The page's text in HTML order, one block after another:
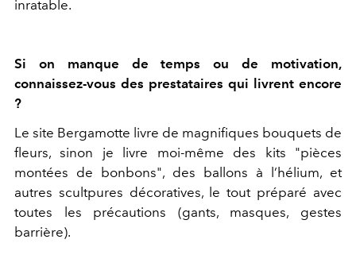
inratable.
Si on manque de temps ou de motivation,
connaissez-vous des prestataires qui livrent encore
?
Le site Bergamotte livre de magnifiques bouquets de
fleurs, sinon je livre moi-même des kits "pièces
montées de bonbons", des ballons à l’hélium, et
autres scultpures décoratives, le tout préparé avec
toutes les précautions (gants, masques, gestes
barrière).